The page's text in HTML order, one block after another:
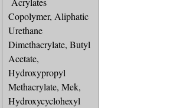
Copolymer, Aliphatic
Urethane
Dimethacrylate, Butyl
Acetate,
Hydroxypropyl
Methacrylate, Mek,
Hydroxycyclohexyl